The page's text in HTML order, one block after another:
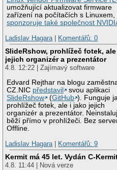
umožňující aktualizovat firmware
zařízení na počítačích s Linuxem,
sponzoruje také společnost
Ladislav Hagara | Komentářů: 0
SlideRshow, prohlížeč fotek, ale
jejich organizér a prezentátor
4.8. 12:22 | Zajímavý software
Edvard Rejthar na blogu
CZ.NIC představil
svou aplikaci
SlideRshow
(GitHub ). Funguje
prohlížeč fotek, ale i jako jejich
organizér a prezentátor.
běží přímo v prohlížeči. Bez
Offline.
Ladislav Hagara | Komentářů: 9
Kermit má 45 let. Vydán C-
4.8. 11:44 | Nová verze